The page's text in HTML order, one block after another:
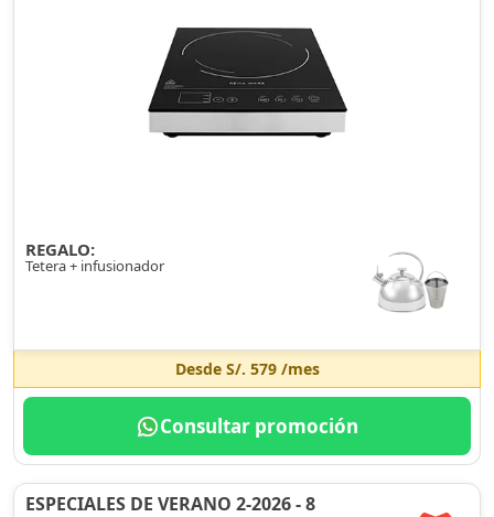
REGALO:
Tetera + infusionador
Desde S/. 579/mes
Consultar promoción
ESPECIALES DE VERANO 2-2026 - 8